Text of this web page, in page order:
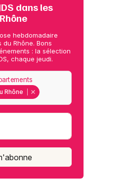
dans les
hebdomadaire
Rhône. Bons
: la sélection
chaque jeudi.
Rhône